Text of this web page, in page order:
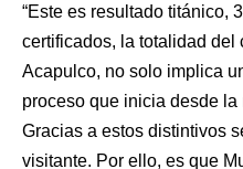
“Este es resultado titánico,
certificados, la totalidad del
Acapulco, no solo implica
proceso que inicia desde
Gracias a estos distintivos
visitante. Por ello, es que